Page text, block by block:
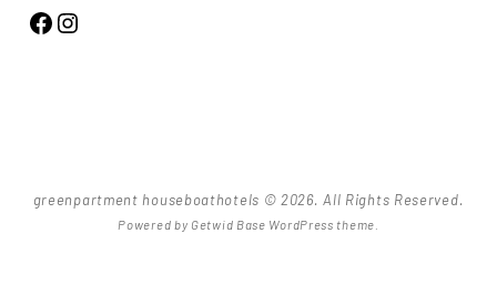
Facebook
Instagram
greenpartment houseboathotels © 2026. All Rights Reserved.
Powered by Getwid Base WordPress theme.